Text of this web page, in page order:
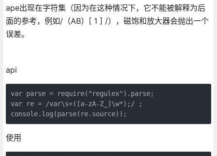
ape出现在字符集（因为在这种情况下，它不能被解释为后
面的参考，例如/（AB）[ 1 ] /），磁饱和放大器会抛出一个
误差。
api
var parse = require("regulex").parse;
var re = /var\s+([a-zA-Z_]\w*);/ ;
console.log(parse(re.source));
使用